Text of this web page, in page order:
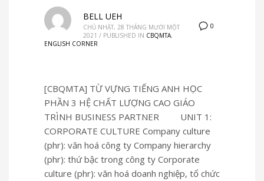
0
BELL UEH
CHỦ NHẬT, 28 THÁNG MƯỜI MỘT
2021 / PUBLISHED IN CBQMTA,
ENGLISH CORNER
[CBQMTA] TỪ VỰNG TIẾNG ANH HỌC
PHẦN 3 HỆ CHẤT LƯỢNG CAO GIÁO
TRÌNH BUSINESS PARTNER UNIT 1:
CORPORATE CULTURE Company culture
(phr): văn hoá công ty Company hierarchy
(phr): thứ bậc trong công ty Corporate
culture (phr): văn hoá doanh nghiệp, tổ chức